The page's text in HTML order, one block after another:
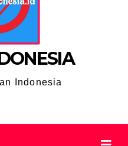
Indonesia